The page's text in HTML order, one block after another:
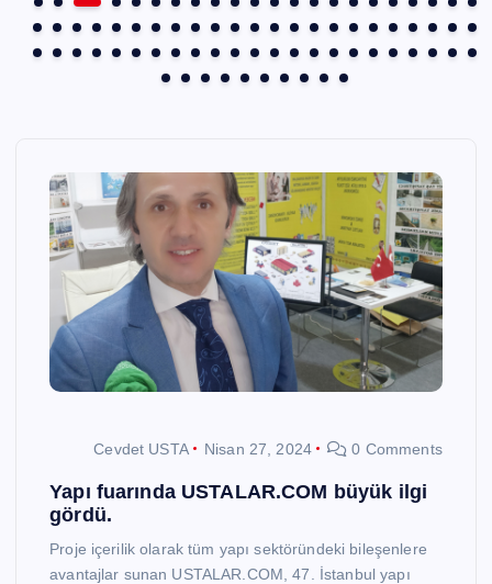
Cevdet USTA Nisan 27, 2024 0 Comments
Yapı fuarında USTALAR.COM büyük ilgi
gördü.
Proje içerilik olarak tüm yapı sektöründeki bileşenlere
avantajlar sunan USTALAR.COM, 47. İstanbul yapı